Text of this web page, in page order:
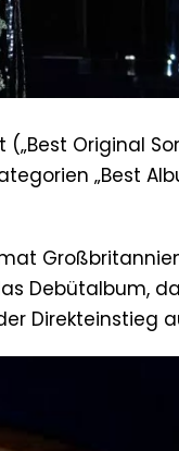
Original
„Best
Debütalbum,
Direkteinstieg